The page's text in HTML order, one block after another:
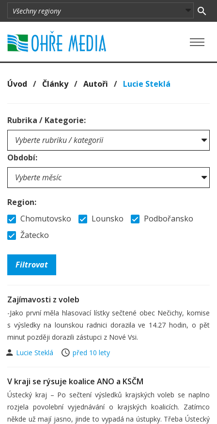
Úvod / Články/ Autoři / Lucie Steklá
Rubrika / Kategorie:
Období:
Region:
Chomutovsko
Lounsko
Podbořansko
Žatecko
Zajímavosti z voleb
-Jako první měla hlasovací lístky sečtené obec Nečichy, komise
s výsledky na lounskou radnici dorazila ve 14.27 hodin, o pět
minut později dorazili zástupci z Nové Vsi.
Lucie Steklá
před 10 lety
V kraji se rýsuje koalice ANO a KSČM
Ústecký kraj – Po sečtení výsledků krajských voleb se naplno
rozjela povolební vyjednávání o krajských koalicích. Zatímco
někde už mají jasno, jinde to vypadá na ústupky. Třeba Ústecký